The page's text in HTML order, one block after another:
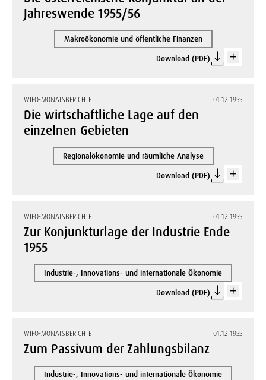
Jahreswende 1955/56
Makroökonomie und öffentliche Finanzen
Download (PDF)
WIFO-MONATSBERICHTE 01.12.1955
Die wirtschaftliche Lage auf den
einzelnen Gebieten
Regionalökonomie und räumliche Analyse
Download (PDF)
WIFO-MONATSBERICHTE 01.12.1955
Zur Konjunkturlage der Industrie Ende
1955
Industrie-, Innovations- und internationale Ökonomie
Download (PDF)
WIFO-MONATSBERICHTE 01.12.1955
Zum Passivum der Zahlungsbilanz
Industrie-, Innovations- und internationale Ökonomie